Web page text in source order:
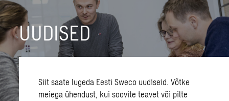
UUDISED
Siit saate lugeda Eesti Sweco uudiseid. Võtke
meiega ühendust, kui soovite teavet või pilte